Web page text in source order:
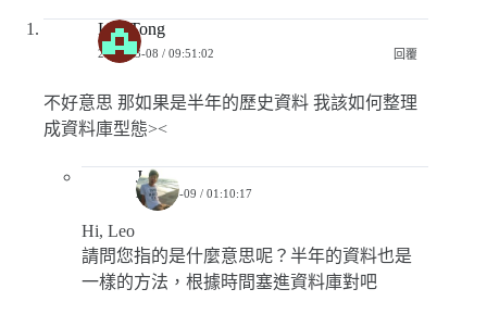
Leo Tong
2018-03-08 / 09:51:02 回覆
不好意思 那如果是半年的歷史資料 我該如何整理
成資料庫型態><
Jerry
2018-03-09 / 01:10:17
Hi, Leo
請問您指的是什麼意思呢？半年的資料也是
一樣的方法，根據時間塞進資料庫對吧